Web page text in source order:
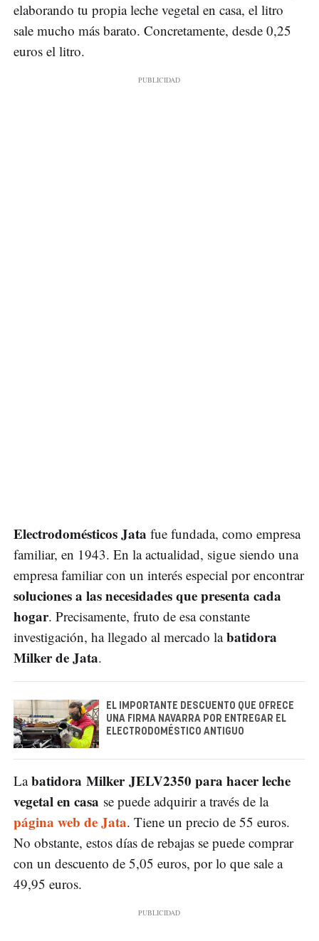
elaborando tu propia leche vegetal en casa, el litro
sale mucho más barato. Concretamente, desde 0,25
euros el litro.
Electrodomésticos Jata fue fundada, como empresa
familiar, en 1943. En la actualidad, sigue siendo una
empresa familiar con un interés especial por encontrar
soluciones a las necesidades que presenta cada
hogar. Precisamente, fruto de esa constante
investigación, ha llegado al mercado labatidora
Milker de Jata.
EL IMPORTANTE DESCUENTO QUE OFRECE
UNA FIRMA NAVARRA POR ENTREGAR EL
ELECTRODOMÉSTICO ANTIGUO
Labatidora Milker JELV2350 para hacer leche
vegetal en casa se puede adquirir a través de la
página web de Jata. Tiene un precio de 55 euros.
No obstante, estos días de rebajas se puede comprar
con un descuento de 5,05 euros, por lo que sale a
49,95 euros.